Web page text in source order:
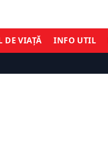
DE VIAȚĂ INFO UTIL